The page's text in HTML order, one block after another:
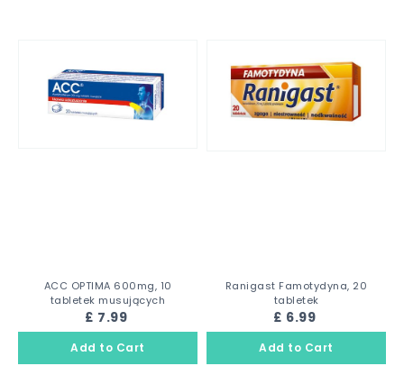
ACC OPTIMA 600mg, 10
tabletek musujących
£ 7.99
Ranigast Famotydyna, 20
tabletek
£ 6.99